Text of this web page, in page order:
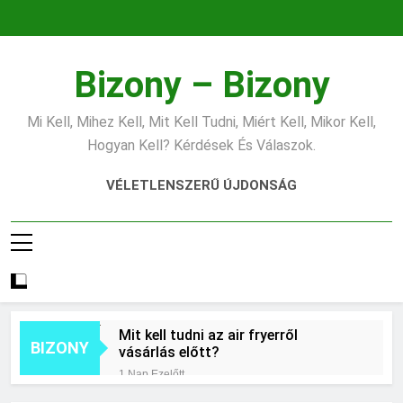
Bizony – Bizony
Mi Kell, Mihez Kell, Mit Kell Tudni, Miért Kell, Mikor Kell,
Hogyan Kell? Kérdések És Válaszok.
VÉLETLENSZERŰ ÚJDONSÁG
BIZONY
Mit kell tudni az air fryerről
vásárlás előtt?
1 Nap Ezelőtt